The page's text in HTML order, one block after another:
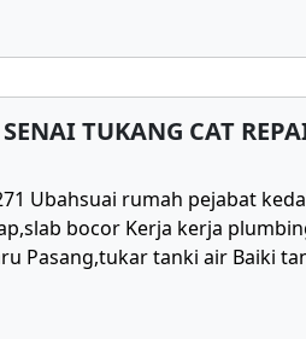
TUKANG CAT
Ubahsuai rumah pejabat
bocor Kerja kerja
Pasang,tukar tanki air Baiki